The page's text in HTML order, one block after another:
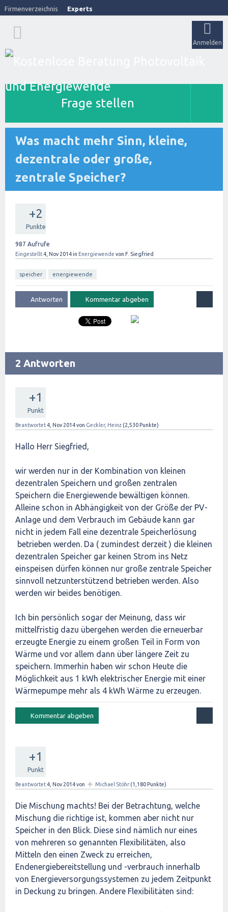
Firmenverzeichnis Experts
Anmelden
Frage stellen
Was macht mehr Sinn, kleine,
dezentrale oder große,
zentrale Speicher?
+2
Punkte
987 Aufrufe
Eingestellt4, Nov 2014in Energiewende von F. Siegfried
speicher energiewende
2 Antworten
+1
Punkt
Beantwortet4, Nov 2014von Geckler, Heinz (2,530 Punkte)
Hallo Herr Siegfried,
wir werden nur in der Kombination von kleinen
dezentralen Speichern und großen zentralen
Speichern die Energiewende bewältigen können.
Alleine schon in Abhängigkeit von der Größe der PV-
Anlage und dem Verbrauch im Gebäude kann gar
nicht in jedem Fall eine dezentrale Speicherlösung
betrieben werden. Da ( zumindest derzeit ) die kleinen
dezentralen Speicher gar keinen Strom ins Netz
einspeisen dürfen können nur große zentrale Speicher
sinnvoll netzunterstützend betrieben werden. Also
werden wir beides benötigen.
Ich bin persönlich sogar der Meinung, dass wir
mittelfristig dazu übergehen werden die erneuerbar
erzeugte Energie zu einem großen Teil in Form von
Wärme und vor allem dann über längere Zeit zu
speichern. Immerhin haben wir schon Heute die
Möglichkeit aus 1 kWh elektrischer Energie mit einer
Wärmepumpe mehr als 4 kWh Wärme zu erzeugen.
+1
Punkt
Beantwortet4, Nov 2014von ✦ Michael Stöhr (1,180 Punkte)
Die Mischung machts! Bei der Betrachtung, welche
Mischung die richtige ist, kommen aber nicht nur
Speicher in den Blick. Diese sind nämlich nur eines
von mehreren so genannten Flexibilitäten, also
Mitteln den einen Zweck zu erreichen,
Endenergiebereitstellung und -verbrauch innerhalb
von Energieversorgungssystemen zu jedem Zeitpunkt
in Deckung zu bringen. Andere Flexibilitäten sind: